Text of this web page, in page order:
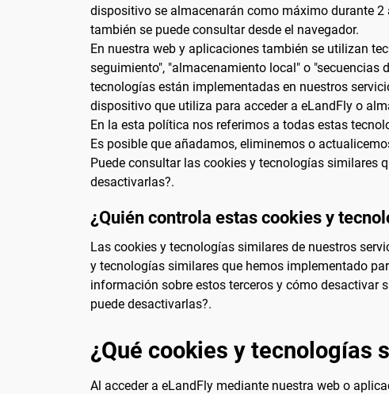
dispositivo se almacenarán como máximo durante
también se puede consultar desde el navegador.
En nuestra web y aplicaciones también se utilizan
seguimiento", "almacenamiento local" o "secuencias
tecnologías están implementadas en nuestros
dispositivo que utiliza para acceder a eLandFly o
En la esta política nos referimos a todas estas
Es posible que añadamos, eliminemos o
Puede consultar las cookies y tecnologías similares
desactivarlas?.
¿Quién controla estas cookies y
Las cookies y tecnologías similares de nuestros
y tecnologías similares que hemos implementado
información sobre estos terceros y cómo desactivar
puede desactivarlas?.
¿Qué cookies y tecnologías
Al acceder a eLandFly mediante nuestra web o